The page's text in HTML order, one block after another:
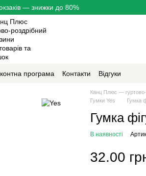
— знижки до 80%
програма Контакти Відгуки
Канц Плюс — гуртово-
Гумки Yes
Гумка
Гумка
В наявності
32.00